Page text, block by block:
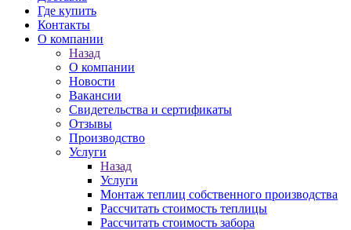
Где купить
Контакты
О компании
Назад
О компании
Новости
Вакансии
Свидетельства и сертификаты
Отзывы
Производство
Услуги
Назад
Услуги
Монтаж теплиц собственного производства
Рассчитать стоимость теплицы
Рассчитать стоимость забора